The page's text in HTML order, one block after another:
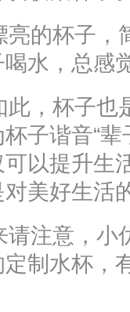
亮的杯子，
水，总感
此，杯子也
子谐音“
以提升生
美好生活
请注意，小
制水杯，